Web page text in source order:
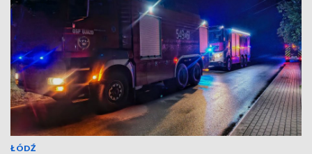
ŁÓDŹ